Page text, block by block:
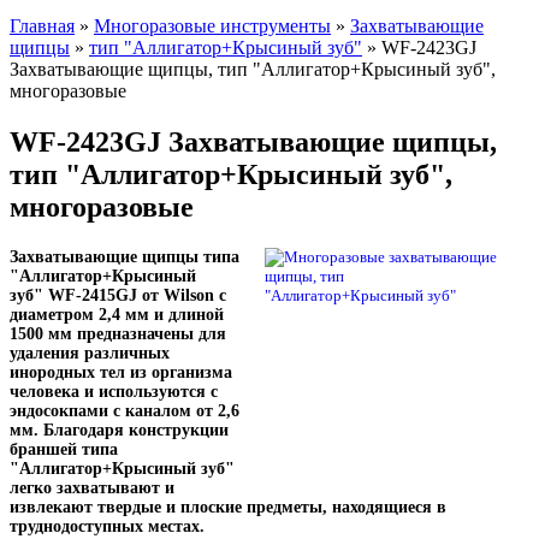
Главная » Многоразовые инструменты » Захватывающие
щипцы » тип "Аллигатор+Крысиный зуб" » WF-2423GJ
Захватывающие щипцы, тип "Аллигатор+Крысиный зуб",
многоразовые
WF-2423GJ Захватывающие щипцы,
тип "Аллигатор+Крысиный зуб",
многоразовые
Захватывающие щипцы типа
"Аллигатор+Крысиный
зуб" WF-2415GJ от Wilson с
диаметром 2,4 мм и длиной
1500 мм предназначены для
удаления различных
инородных тел из организма
человека и используются с
эндосокпами с каналом от 2,6
мм. Благодаря конструкции
браншей типа
"Аллигатор+Крысиный зуб"
легко захватывают и
извлекают твердые и плоские предметы, находящиеся в
труднодоступных местах.